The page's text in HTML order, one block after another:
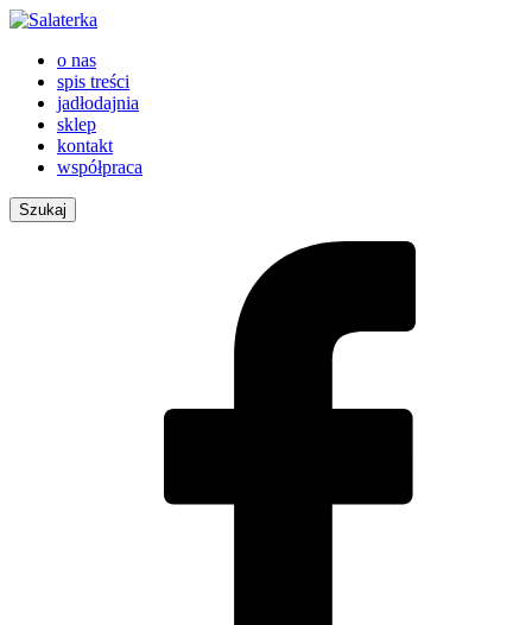
o nas
spis treści
jadłodajnia
sklep
kontakt
współpraca
Szukaj